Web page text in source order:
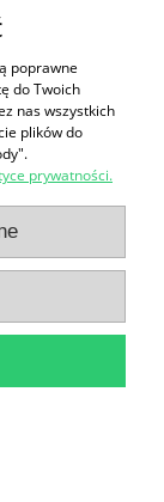
do koszyka
do koszyka
poprawne
do Twoich
nas wszystkich
plików do
prywatności.